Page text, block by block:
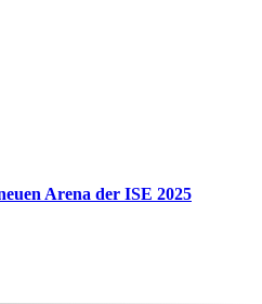
Arena der ISE 2025